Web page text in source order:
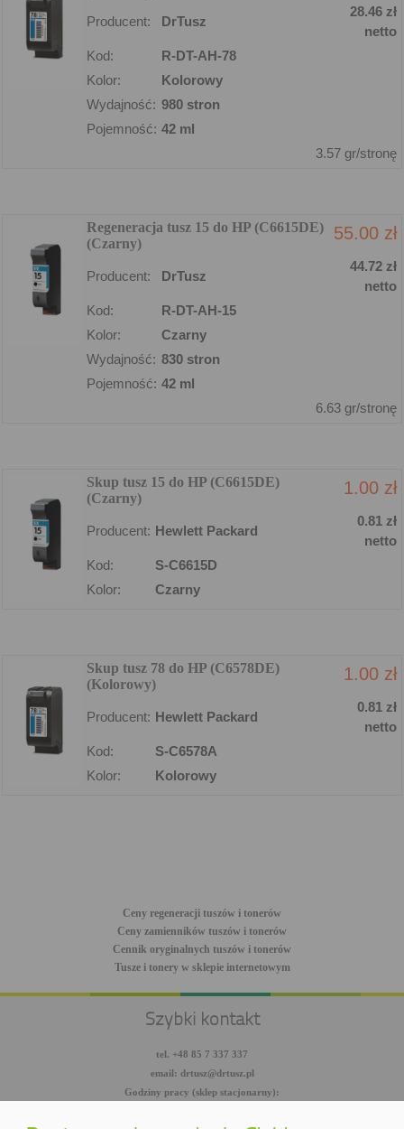
Producent: DrTusz
28.46 zł
netto
Kod:
R-DT-AH-78
Kolor:
Kolorowy
Wydajność: 980 stron
Pojemność: 42 ml
3.57 gr/stronę
Regeneracja tusz 15 do HP (C6615DE)
(Czarny)
55.00 zł
Producent: DrTusz
44.72 zł
netto
Kod:
R-DT-AH-15
Kolor:
Czarny
Wydajność: 830 stron
Pojemność: 42 ml
6.63 gr/stronę
Skup tusz 15 do HP (C6615DE)
(Czarny)
1.00 zł
Producent: Hewlett Packard
0.81 zł
netto
Kod:
S-C6615D
Kolor:
Czarny
Skup tusz 78 do HP (C6578DE)
(Kolorowy)
1.00 zł
Producent: Hewlett Packard
0.81 zł
netto
Kod:
S-C6578A
Kolor:
Kolorowy
Ceny regeneracji tuszów i tonerów
Ceny zamienników tuszów i tonerów
Cennik oryginalnych tuszów i tonerów
Tusze i tonery w sklepie internetowym
Szybki kontakt
tel. +48 85 7 337 337
email: drtusz@drtusz.pl
Godziny pracy (sklep stacjonarny):